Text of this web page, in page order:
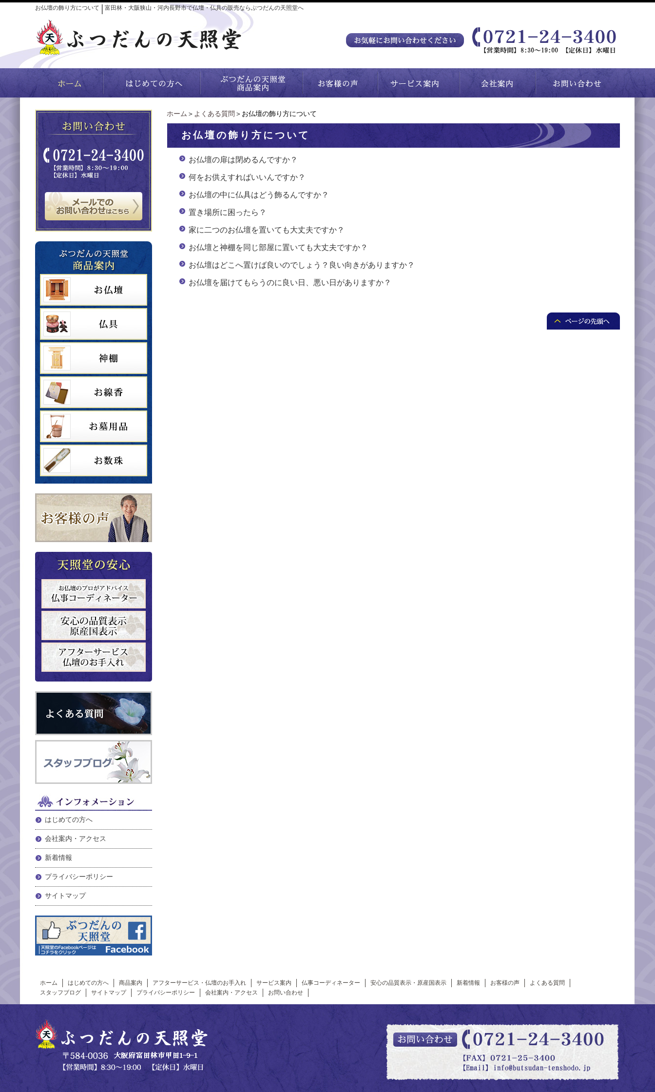
お仏壇の飾り方について 富田林・大阪狭山・河内長野市で仏壇・仏具の販売ならぶつだんの天照堂へ
ホーム ＞ よくある質問 ＞お仏壇の飾り方について
お仏壇の飾り方について
お仏壇の扉は閉めるんですか？
何をお供えすればいいんですか？
お仏壇の中に仏具はどう飾るんですか？
置き場所に困ったら？
家に二つのお仏壇を置いても大丈夫ですか？
お仏壇と神棚を同じ部屋に置いても大丈夫ですか？
お仏壇はどこへ置けば良いのでしょう？良い向きがありますか？
お仏壇を届けてもらうのに良い日、悪い日がありますか？
はじめての方へ
会社案内・アクセス
新着情報
プライバシーポリシー
サイトマップ
ホーム はじめての方へ 商品案内 アフターサービス・仏壇のお手入れ サービス案内 仏事コーディネーター 安心の品質表示・原産国表示 新着情報 お客様の声
よくある質問
スタッフブログ
サイトマップ プライバシーポリシー 会社案内・アクセス お問い合わせ